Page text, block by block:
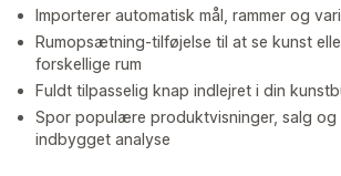
Importerer automatisk mål, rammer og
Rumopsætning-tilføjelse til at se kunst
forskellige rum
Fuldt tilpasselig knap indlejret i din
Spor populære produktvisninger, salg og
indbygget analyse